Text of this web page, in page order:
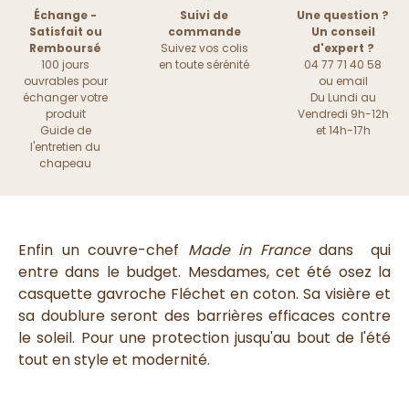
Échange -
Satisfait ou
Remboursé
100 jours
ouvrables pour
échanger votre
produit
Guide de
l'entretien du
chapeau
Suivi de
commande
Suivez vos colis
en toute sérénité
Une question ?
Un conseil
d'expert ?
04 77 71 40 58
ou email
Du Lundi au
Vendredi 9h-12h
et 14h-17h
Enfin un couvre-chef Made in Francedans qui
entre dans le budget. Mesdames, cet été osez la
casquette gavroche Fléchet en coton. Sa visière et
sa doublure seront des barrières efficaces contre
le soleil. Pour une protection jusqu'au bout de l'été
tout en style et modernité.